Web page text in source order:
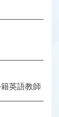
英語教師